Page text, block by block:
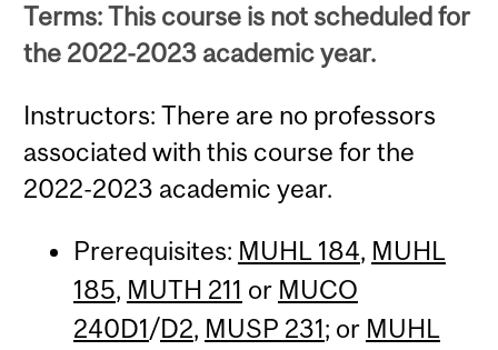
Terms: This course is not scheduled for
the 2022-2023 academic year.
Instructors: There are no professors
associated with this course for the
2022-2023 academic year.
Prerequisites: MUHL 184, MUHL
185, MUTH 211 or MUCO
240D1/D2, MUSP 231; or MUHL